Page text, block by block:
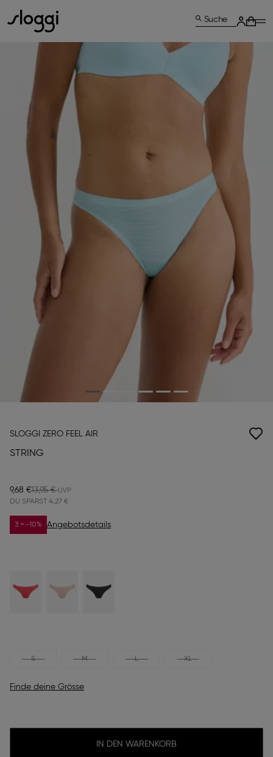
Suche
SLOGGI ZERO FEEL AIR
STRING
9,68 €13,95 €
DU SPARST 4,27 €
3 = -10% Angebotsdetails
S M L XL
Finde deine Grösse
IN DEN WARENKORB